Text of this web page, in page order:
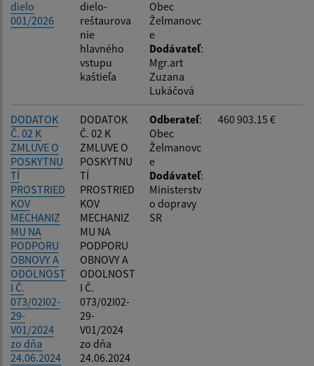
dielo
001/2026
dielo-
reštaurova
nie
hlavného
vstupu
kaštieľa
Obec
Želmanovc
e
Dodávateľ:
Mgr.art
Zuzana
Lukáčová
DODATOK
Č. 02 K
ZMLUVE O
POSKYTNU
TÍ
PROSTRIED
KOV
MECHANIZ
MU NA
PODPORU
OBNOVY A
ODOLNOST
I Č.
073/02I02-
29-
V01/2024
zo dňa
24.06.2024
DODATOK
Č. 02 K
ZMLUVE O
POSKYTNU
TÍ
PROSTRIED
KOV
MECHANIZ
MU NA
PODPORU
OBNOVY A
ODOLNOST
I Č.
073/02I02-
29-
V01/2024
zo dňa
24.06.2024
Odberateľ:
Obec
Želmanovc
e
Dodávateľ:
Ministerstv
o dopravy
SR
460 903.15 €